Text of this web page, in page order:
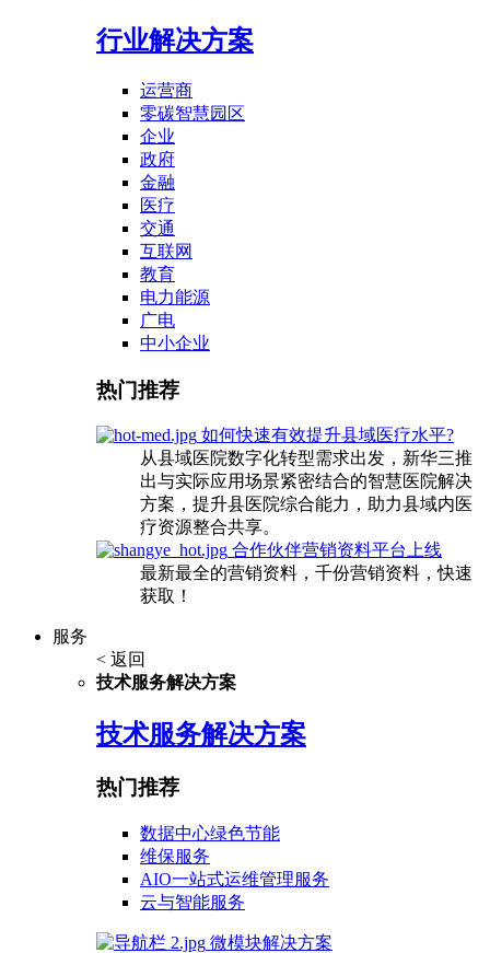
行业解决方案
运营商
零碳智慧园区
企业
政府
金融
医疗
交通
互联网
教育
电力能源
广电
中小企业
热门推荐
如何快速有效提升县域医疗水平?
从县域医院数字化转型需求出发，新华三推
出与实际应用场景紧密结合的智慧医院解决
方案，提升县医院综合能力，助力县域内医
疗资源整合共享。
合作伙伴营销资料平台上线
最新最全的营销资料，千份营销资料，快速
获取！
服务
< 返回
技术服务解决方案
技术服务解决方案
热门推荐
数据中心绿色节能
维保服务
AIO一站式运维管理服务
云与智能服务
微模块解决方案